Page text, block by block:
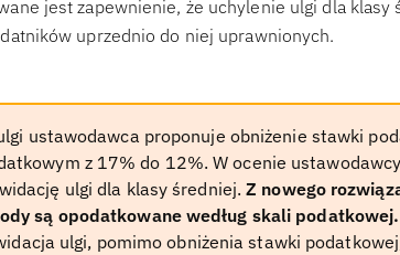
jest zapewnienie, że uchylenie ulgi dla klasy
uprzednio do niej uprawnionych.
ustawodawca proponuje obniżenie stawki
z 17% do 12%. W ocenie
ulgi dla klasy średniej. Z nowego
są opodatkowane według skali podatkowej.
ulgi, pomimo obniżenia stawki